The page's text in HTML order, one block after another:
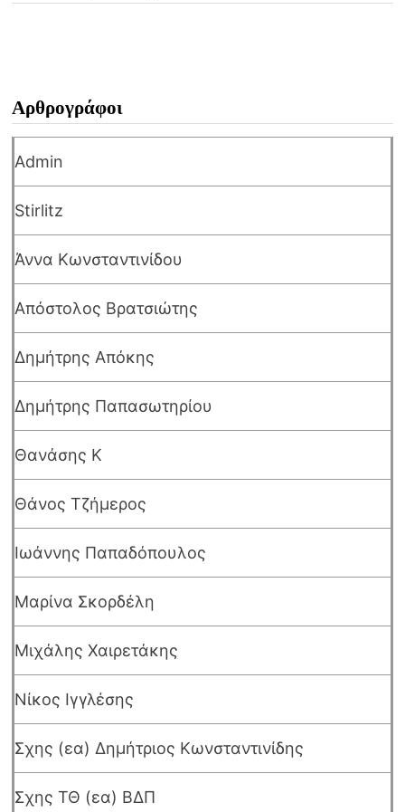
Αρθρογράφοι
Admin
Stirlitz
Άννα Κωνσταντινίδου
Απόστολος Βρατσιώτης
Δημήτρης Απόκης
Δημήτρης Παπασωτηρίου
Θανάσης Κ
Θάνος Τζήμερος
Ιωάννης Παπαδόπουλος
Μαρίνα Σκορδέλη
Μιχάλης Χαιρετάκης
Νίκος Ιγγλέσης
Σχης (εα) Δημήτριος Κωνσταντινίδης
Σχης ΤΘ (εα) ΒΔΠ